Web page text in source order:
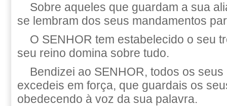
Sobre aqueles que guardam a sua
se lembram dos seus mandamentos
O SENHOR tem estabelecido o seu
seu reino domina sobre tudo.
Bendizei ao SENHOR, todos os
excedeis em força, que guardais os
obedecendo à voz da sua palavra.